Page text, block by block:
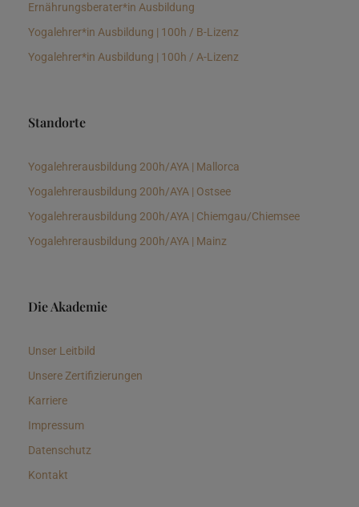
Ernährungsberater*in Ausbildung
Yogalehrer*in Ausbildung | 100h / B-Lizenz
Yogalehrer*in Ausbildung | 100h / A-Lizenz
Standorte
Yogalehrerausbildung 200h/AYA | Mallorca
Yogalehrerausbildung 200h/AYA | Ostsee
Yogalehrerausbildung 200h/AYA | Chiemgau/Chiemsee
Yogalehrerausbildung 200h/AYA | Mainz
Die Akademie
Unser Leitbild
Unsere Zertifizierungen
Karriere
Impressum
Datenschutz
Kontakt